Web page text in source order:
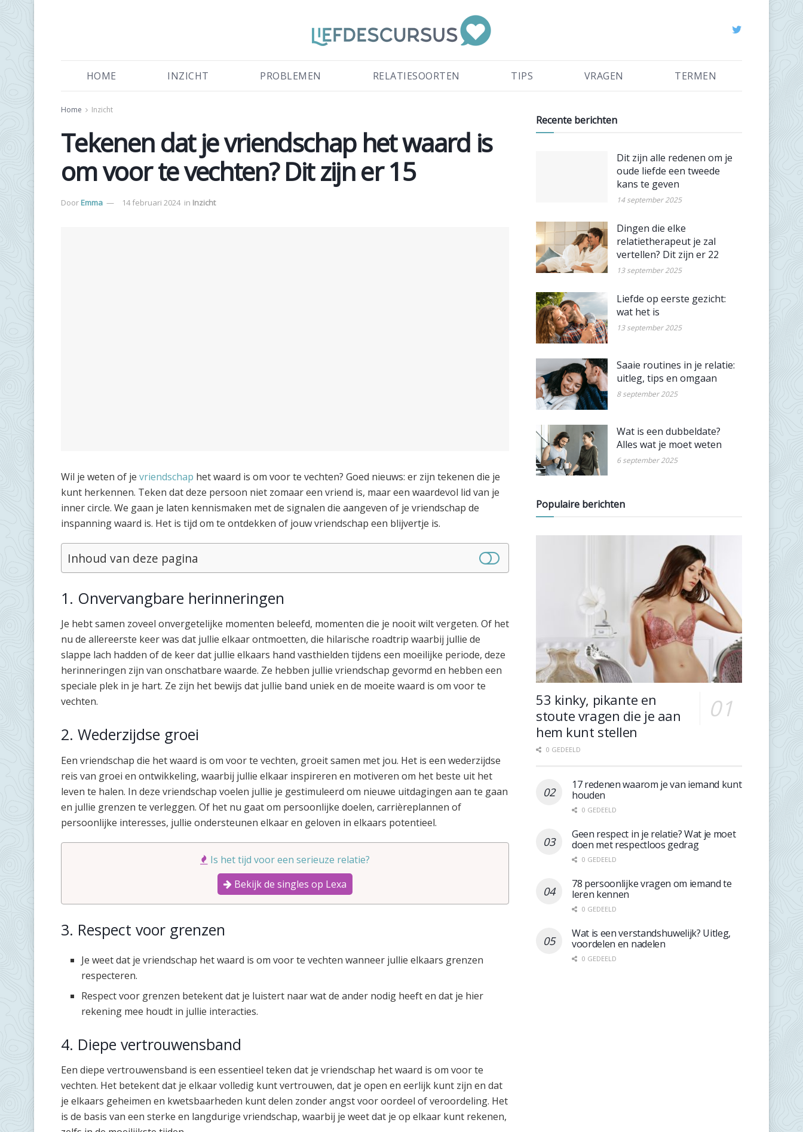
HOME INZICHT PROBLEMEN RELATIESOORTEN TIPS VRAGEN TERMEN
Home Inzicht
Tekenen dat je vriendschap het waard is
om voor te vechten? Dit zijn er 15
DoorEmma 14 februari 2024 in Inzicht
Wil je weten of je vriendschap het waard is om voor te vechten? Goed nieuws: er zijn tekenen die je
kunt herkennen. Teken dat deze persoon niet zomaar een vriend is, maar een waardevol lid van je
inner circle. We gaan je laten kennismaken met de signalen die aangeven of je vriendschap de
inspanning waard is. Het is tijd om te ontdekken of jouw vriendschap een blijvertje is.
Inhoud van deze pagina
1. Onvervangbare herinneringen
Je hebt samen zoveel onvergetelijke momenten beleefd, momenten die je nooit wilt vergeten. Of het
nu de allereerste keer was dat jullie elkaar ontmoetten, die hilarische roadtrip waarbij jullie de
slappe lach hadden of de keer dat jullie elkaars hand vasthielden tijdens een moeilijke periode, deze
herinneringen zijn van onschatbare waarde. Ze hebben jullie vriendschap gevormd en hebben een
speciale plek in je hart. Ze zijn het bewijs dat jullie band uniek en de moeite waard is om voor te
vechten.
2. Wederzijdse groei
Een vriendschap die het waard is om voor te vechten, groeit samen met jou. Het is een wederzijdse
reis van groei en ontwikkeling, waarbij jullie elkaar inspireren en motiveren om het beste uit het
leven te halen. In deze vriendschap voelen jullie je gestimuleerd om nieuwe uitdagingen aan te gaan
en jullie grenzen te verleggen. Of het nu gaat om persoonlijke doelen, carrièreplannen of
persoonlijke interesses, jullie ondersteunen elkaar en geloven in elkaars potentieel.
Is het tijd voor een serieuze relatie?
Bekijk de singles op Lexa
3. Respect voor grenzen
Je weet dat je vriendschap het waard is om voor te vechten wanneer jullie elkaars grenzen
respecteren.
Respect voor grenzen betekent dat je luistert naar wat de ander nodig heeft en dat je hier
rekening mee houdt in jullie interacties.
4. Diepe vertrouwensband
Een diepe vertrouwensband is een essentieel teken dat je vriendschap het waard is om voor te
vechten. Het betekent dat je elkaar volledig kunt vertrouwen, dat je open en eerlijk kunt zijn en dat
je elkaars geheimen en kwetsbaarheden kunt delen zonder angst voor oordeel of veroordeling. Het
is de basis van een sterke en langdurige vriendschap, waarbij je weet dat je op elkaar kunt rekenen,
Recente berichten
Dit zijn alle redenen om je
oude liefde een tweede
kans te geven
14 september 2025
Dingen die elke
relatietherapeut je zal
vertellen? Dit zijn er 22
13 september 2025
Liefde op eerste gezicht:
wat het is
13 september 2025
Saaie routines in je relatie:
uitleg, tips en omgaan
8 september 2025
Wat is een dubbeldate?
Alles wat je moet weten
6 september 2025
Populaire berichten
53 kinky, pikante en
stoute vragen die je aan
hem kunt stellen
0 GEDEELD
17 redenen waarom je van iemand kunt
houden
0 GEDEELD
Geen respect in je relatie? Wat je moet
doen met respectloos gedrag
0 GEDEELD
78 persoonlijke vragen om iemand te
leren kennen
0 GEDEELD
Wat is een verstandshuwelijk? Uitleg,
voordelen en nadelen
0 GEDEELD